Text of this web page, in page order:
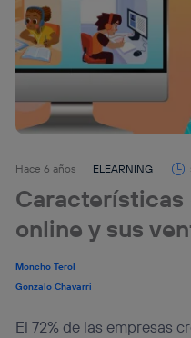
Hace 6 años ELEARNING
online y sus
Moncho Terol
Gonzalo Chavarri
El 72% de las empresas